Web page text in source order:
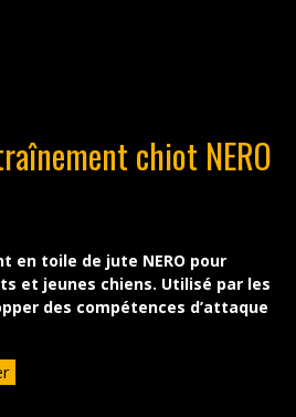
chiot NERO
en toile de jute NERO pour
et jeunes chiens. Utilisé par les
des compétences d’attaque